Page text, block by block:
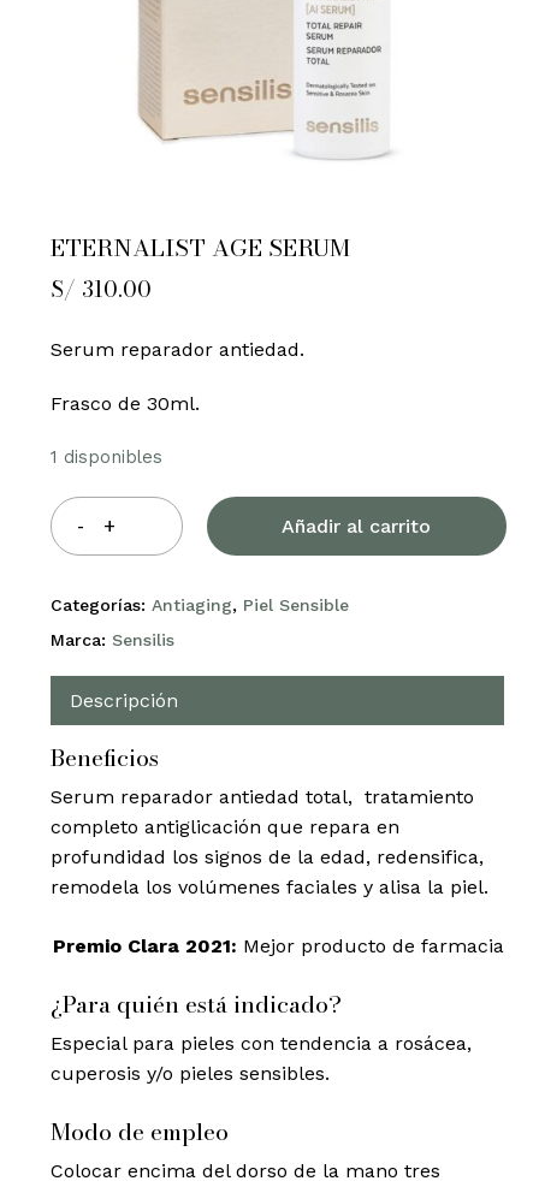
ETERNALIST AGE SERUM
S/ 310.00
Serum reparador antiedad.
Frasco de 30ml.
1 disponibles
Añadir al carrito
Categorías: Antiaging, Piel Sensible
Marca: Sensilis
Descripción
Beneficios
Serum reparador antiedad total, tratamiento
completo antiglicación que repara en
profundidad los signos de la edad, redensifica,
remodela los volúmenes faciales y alisa la piel.
Premio Clara 2021: Mejor producto de farmacia
¿Para quién está indicado?
Especial para pieles con tendencia a rosácea,
cuperosis y/o pieles sensibles.
Modo de empleo
Colocar encima del dorso de la mano tres